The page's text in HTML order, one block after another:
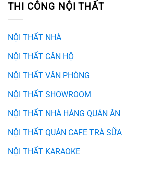
THI CÔNG NỘI THẤT
NỘI THẤT NHÀ
NỘI THẤT CĂN HỘ
NỘI THẤT VĂN PHÒNG
NỘI THẤT SHOWROOM
NỘI THẤT NHÀ HÀNG QUÁN ĂN
NỘI THẤT QUÁN CAFE TRÀ SỮA
NỘI THẤT KARAOKE